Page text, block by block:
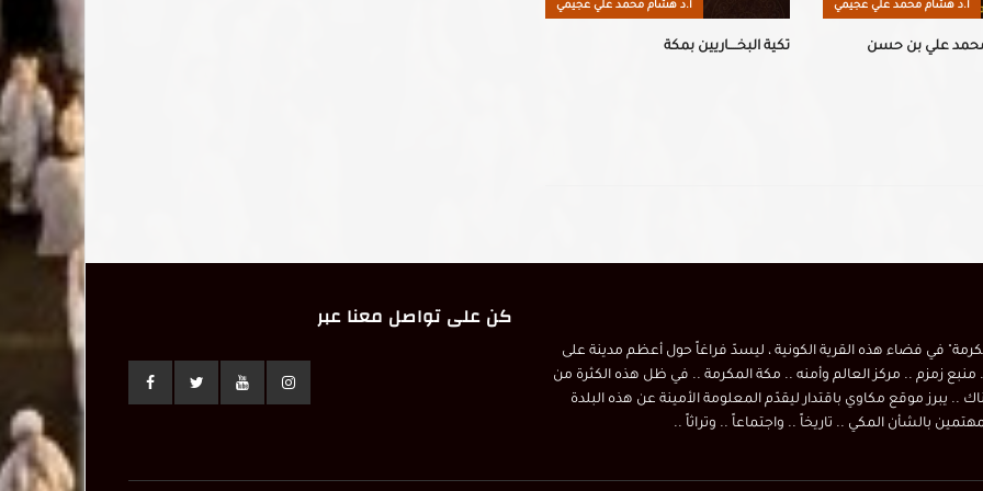
أ.د هشام محمد علي عجيمي
تكية البخــــاريين بمكة
أ.د هشام محمد علي عجيمي
علي بن حسن
في فضاء هذه القرية الكونية ، ليسدّ فراغاً حول أعظم مدينة على
زمزم .. مركز العالم وأمنه .. مكة المكرمة .. في ظل هذه الكثرة من
.. يبرز موقع مكاوي باقتدار ليقدّم المعلومة الأمينة عن هذه البلدة
بالشأن المكي .. تاريخاً .. واجتماعاً .. وتراثاً ..
كن على تواصل معنا عبر